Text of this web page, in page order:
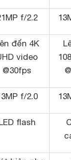
f/2.2
đến 4K
video
@30fps
f/2.0
flash